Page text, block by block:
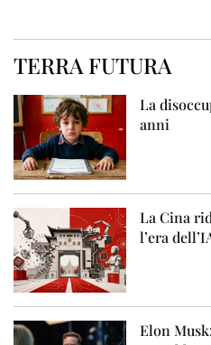
TERRA FUTURA
La
anni
La Cina
l’era
Elon